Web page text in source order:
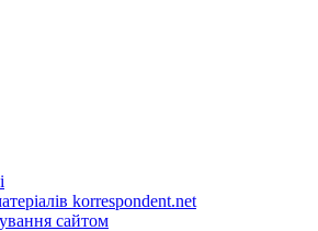
korrespondent.net
сайтом